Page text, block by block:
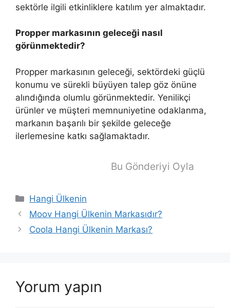
sektörle ilgili etkinliklere katılım yer almaktadır.
Propper markasının geleceği nasıl
görünmektedir?
Propper markasının geleceği, sektördeki güçlü
konumu ve sürekli büyüyen talep göz önüne
alındığında olumlu görünmektedir. Yenilikçi
ürünler ve müşteri memnuniyetine odaklanma,
markanın başarılı bir şekilde geleceğe
ilerlemesine katkı sağlamaktadır.
Bu Gönderiyi Oyla
Kategoriler
Hangi Ülkenin
Moov Hangi Ülkenin Markasıdır?
Coola Hangi Ülkenin Markası?
Yorum yapın